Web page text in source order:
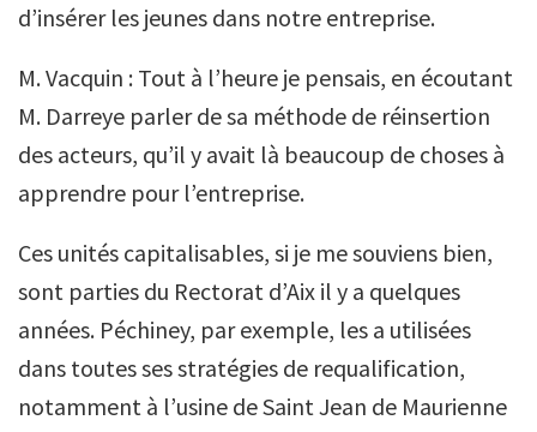
d’insérer les jeunes dans notre entreprise.
M. Vacquin : Tout à l’heure je pensais, en écoutant
M. Darreye parler de sa méthode de réinsertion
des acteurs, qu’il y avait là beaucoup de choses à
apprendre pour l’entreprise.
Ces unités capitalisables, si je me souviens bien,
sont parties du Rectorat d’Aix il y a quelques
années. Péchiney, par exemple, les a utilisées
dans toutes ses stratégies de requalification,
notamment à l’usine de Saint Jean de Maurienne